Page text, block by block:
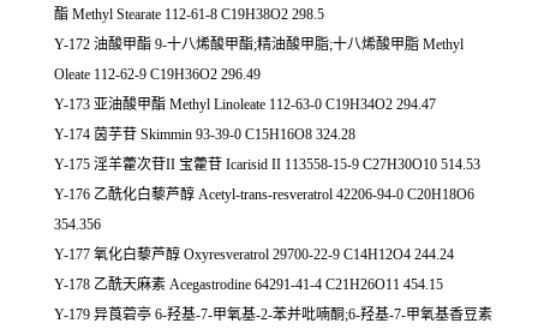
酯 Methyl Stearate 112-61-8 C19H38O2 298.5
Y-172 油酸甲酯 9-十八烯酸甲酯;精油酸甲脂;十八烯酸甲脂 Methyl
Oleate 112-62-9 C19H36O2 296.49
Y-173 亚油酸甲酯 Methyl Linoleate 112-63-0 C19H34O2 294.47
Y-174 茵芋苷 Skimmin 93-39-0 C15H16O8 324.28
Y-175 淫羊藿次苷II 宝藿苷 Icarisid II 113558-15-9 C27H30O10 514.53
Y-176 乙酰化白藜芦醇 Acetyl-trans-resveratrol 42206-94-0 C20H18O6
354.356
Y-177 氧化白藜芦醇 Oxyresveratrol 29700-22-9 C14H12O4 244.24
Y-178 乙酰天麻素 Acegastrodine 64291-41-4 C21H26O11 454.15
Y-179 异莨菪亭 6-羟基-7-甲氧基-2-苯并吡喃酮;6-羟基-7-甲氧基香豆素